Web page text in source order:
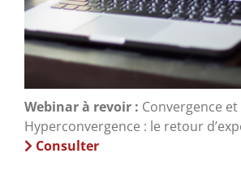
Webinar à revoir : Convergence et
Hyperconvergence : le retour
Consulter